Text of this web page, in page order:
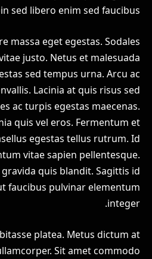
sed libero enim sed faucibus.
massa eget egestas. Sodales
justo. Netus et malesuada
sed tempus urna. Arcu ac
Lacinia at quis risus sed
ac turpis egestas maecenas.
quis vel eros. Fermentum et
egestas tellus rutrum. Id
vitae sapien pellentesque.
quis blandit. Sagittis id
faucibus pulvinar elementum
integer.
platea. Metus dictum at
Sit amet commodo